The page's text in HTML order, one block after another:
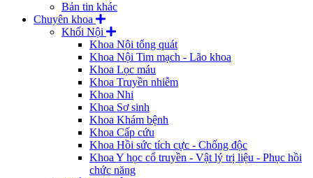
Bản tin khác
Chuyên khoa
Khối Nội
Khoa Nội tổng quát
Khoa Nội Tim mạch - Lão khoa
Khoa Lọc máu
Khoa Truyền nhiễm
Khoa Nhi
Khoa Sơ sinh
Khoa Khám bệnh
Khoa Cấp cứu
Khoa Hồi sức tích cực - Chống độc
Khoa Y học cổ truyền - Vật lý trị liệu - Phục hồi
chức năng